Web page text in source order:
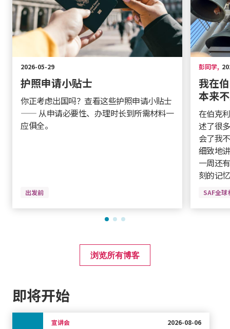
2026-05-29
护照申请小贴士
你正考虑出国吗？查看这些护照申请小贴士
—— 从申请必要性、办理时长到所需材料一
应俱全。
出发前
彭同学,
我在
本来
在伯克
述了很
会了我
细致地
一周还
刻的记
SAF全球
浏览所有博客
即将开始
宣讲会 2026-08-06